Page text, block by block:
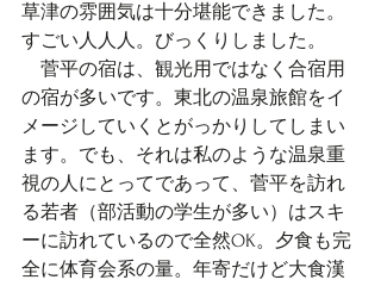
草津の雰囲気は十分堪能できました。
すごい人人人。びっくりしました。
菅平の宿は、観光用ではなく合宿用
の宿が多いです。東北の温泉旅館をイ
メージしていくとがっかりしてしまい
ます。でも、それは私のような温泉重
視の人にとってであって、菅平を訪れ
る若者（部活動の学生が多い）はスキ
ーに訪れているので全然OK。夕食も完
全に体育会系の量。年寄だけど大食漢